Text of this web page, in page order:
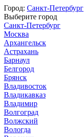
Город: Санкт-Петербург
Выберите город
Санкт-Петербург
Москва
Архангельск
Астрахань
Барнаул
Белгород
Брянск
Владивосток
Владикавказ
Владимир
Волгоград
Волжский
Вологда